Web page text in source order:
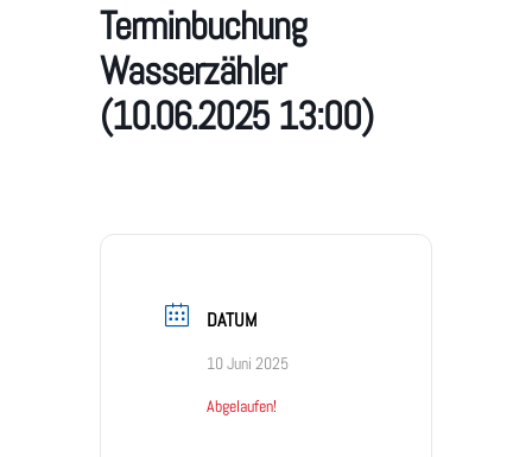
Terminbuchung
Wasserzähler
(10.06.2025 13:00)
DATUM
10 Juni 2025
Abgelaufen!